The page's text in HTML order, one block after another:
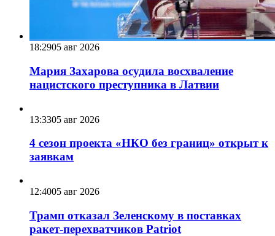
18:2905 авг 2026
Мария Захарова осудила восхваление
нацистского преступника в Латвии
13:3305 авг 2026
4 сезон проекта «НКО без границ» открыт к
заявкам
12:4005 авг 2026
Трамп отказал Зеленскому в поставках
ракет-перехватчиков Patriot